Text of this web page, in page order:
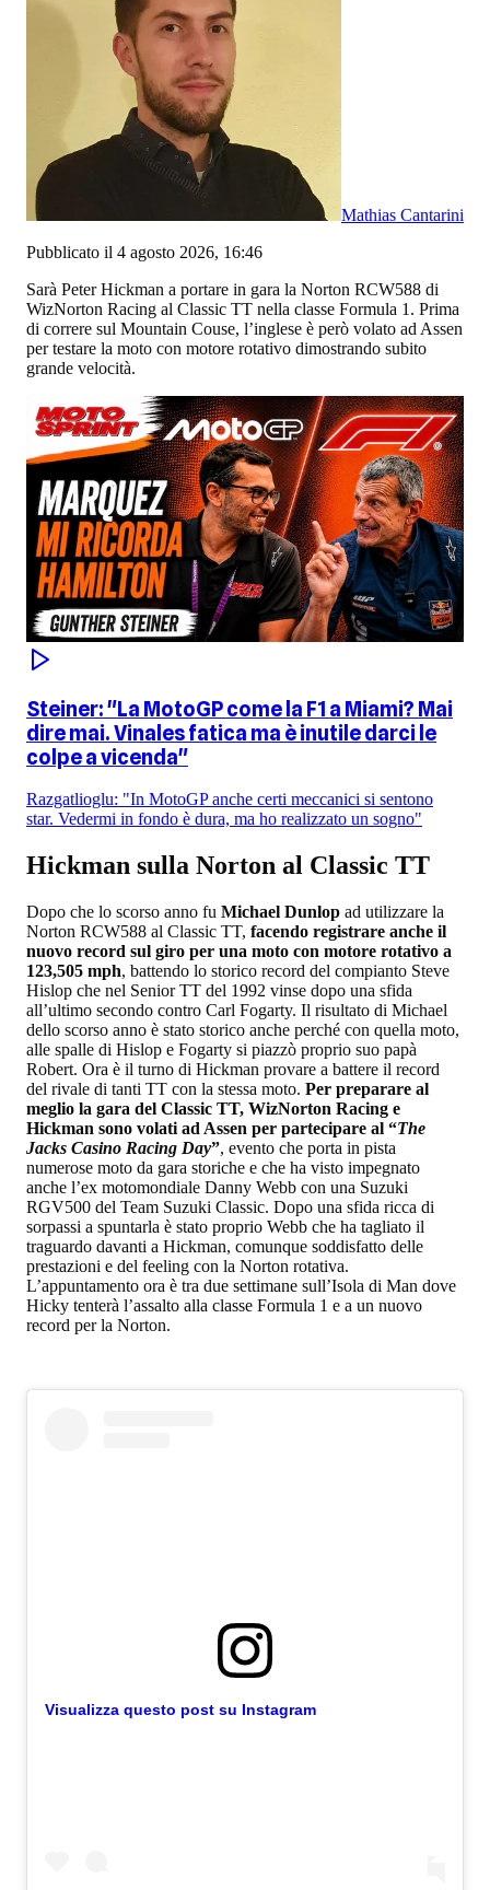
Mathias Cantarini
Pubblicato il 4 agosto 2026, 16:46
Sarà Peter Hickman a portare in gara la Norton RCW588 di
WizNorton Racing al Classic TT nella classe Formula 1. Prima
di correre sul Mountain Couse, l’inglese è però volato ad Assen
per testare la moto con motore rotativo dimostrando subito
grande velocità.
Steiner: "La MotoGP come la F1 a Miami? Mai
dire mai. Vinales fatica ma è inutile darci le
colpe a vicenda"
Razgatlioglu: "In MotoGP anche certi meccanici si sentono
star. Vedermi in fondo è dura, ma ho realizzato un sogno"
Hickman sulla Norton al Classic TT
Dopo che lo scorso anno fu Michael Dunlop ad utilizzare la
Norton RCW588 al Classic TT, facendo registrare anche il
nuovo record sul giro per una moto con motore rotativo a
123,505 mph, battendo lo storico record del compianto Steve
Hislop che nel Senior TT del 1992 vinse dopo una sfida
all’ultimo secondo contro Carl Fogarty. Il risultato di Michael
dello scorso anno è stato storico anche perché con quella moto,
alle spalle di Hislop e Fogarty si piazzò proprio suo papà
Robert. Ora è il turno di Hickman provare a battere il record
del rivale di tanti TT con la stessa moto. Per preparare al
meglio la gara del Classic TT, WizNorton Racing e
Hickman sono volati ad Assen per partecipare al “The
Jacks Casino Racing Day”, evento che porta in pista
numerose moto da gara storiche e che ha visto impegnato
anche l’ex motomondiale Danny Webb con una Suzuki
RGV500 del Team Suzuki Classic. Dopo una sfida ricca di
sorpassi a spuntarla è stato proprio Webb che ha tagliato il
traguardo davanti a Hickman, comunque soddisfatto delle
prestazioni e del feeling con la Norton rotativa.
L’appuntamento ora è tra due settimane sull’Isola di Man dove
Hicky tenterà l’assalto alla classe Formula 1 e a un nuovo
record per la Norton.
Visualizza questo post su Instagram